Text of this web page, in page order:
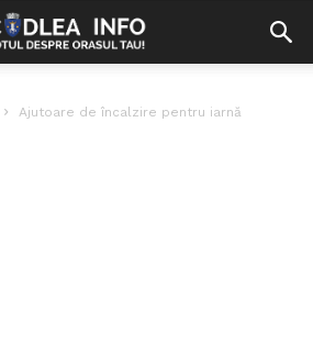
Ajutoare de încalzire pentru iarnă